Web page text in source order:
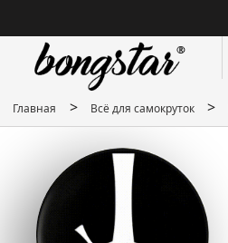
Главная > Всё для самокруток >